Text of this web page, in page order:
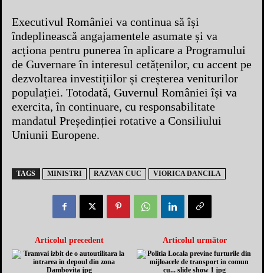
Executivul României va continua să își
îndeplinească angajamentele asumate și va
acționa pentru punerea în aplicare a Programului
de Guvernare în interesul cetățenilor, cu accent pe
dezvoltarea investițiilor și creșterea veniturilor
populației. Totodată, Guvernul României își va
exercita, în continuare, cu responsabilitate
mandatul Președinției rotative a Consiliului
Uniunii Europene.
TAGS MINISTRI RAZVAN CUC VIORICA DANCILA
Articolul precedent Articolul următor